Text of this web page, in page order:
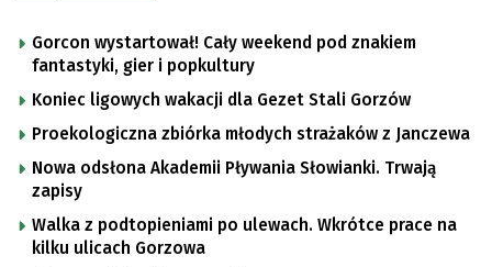
Gorcon wystartował! Cały weekend pod znakiem
fantastyki, gier i popkultury
Koniec ligowych wakacji dla Gezet Stali Gorzów
Proekologiczna zbiórka młodych strażaków z Janczewa
Nowa odsłona Akademii Pływania Słowianki. Trwają
zapisy
Walka z podtopieniami po ulewach. Wkrótce prace na
kilku ulicach Gorzowa